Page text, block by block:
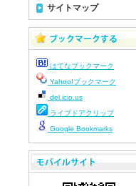
サイトマップ
はてなブックマーク
Yahoo!ブックマーク
del.icio.us
ライブドアクリップ
Google Bookmarks